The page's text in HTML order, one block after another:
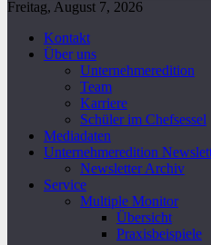
Freitag, August 7, 2026
Kontakt
Über uns
Unternehmeredition
Team
Karriere
Schüler im Chefsessel
Mediadaten
Unternehmeredition
Newsletter Archiv
Service
Multiple Monitor
Übersicht
Praxisbeispiele